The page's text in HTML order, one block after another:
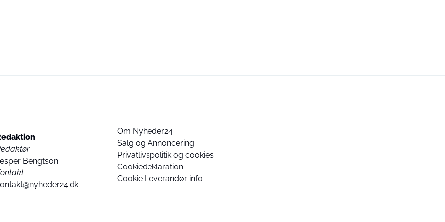
Bengtson
Om Nyheder24
Salg og Annoncering
Privatlivspolitik og cookies
Cookiedeklaration
Cookie Leverandør info